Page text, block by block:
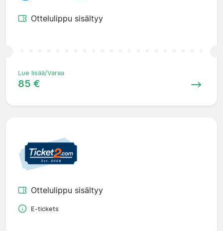
Ottelulippu sisältyy
Lue lisää/Varaa
85 €
Ottelulippu sisältyy
E-tickets